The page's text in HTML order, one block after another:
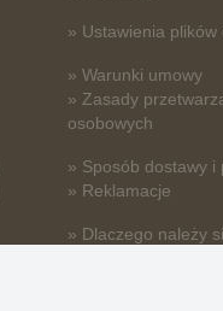
» Ustawienia plików
» Warunki umowy
» Zasady
osobowych
» Sposób dostawy i
» Reklamacje
» Dlaczego należy